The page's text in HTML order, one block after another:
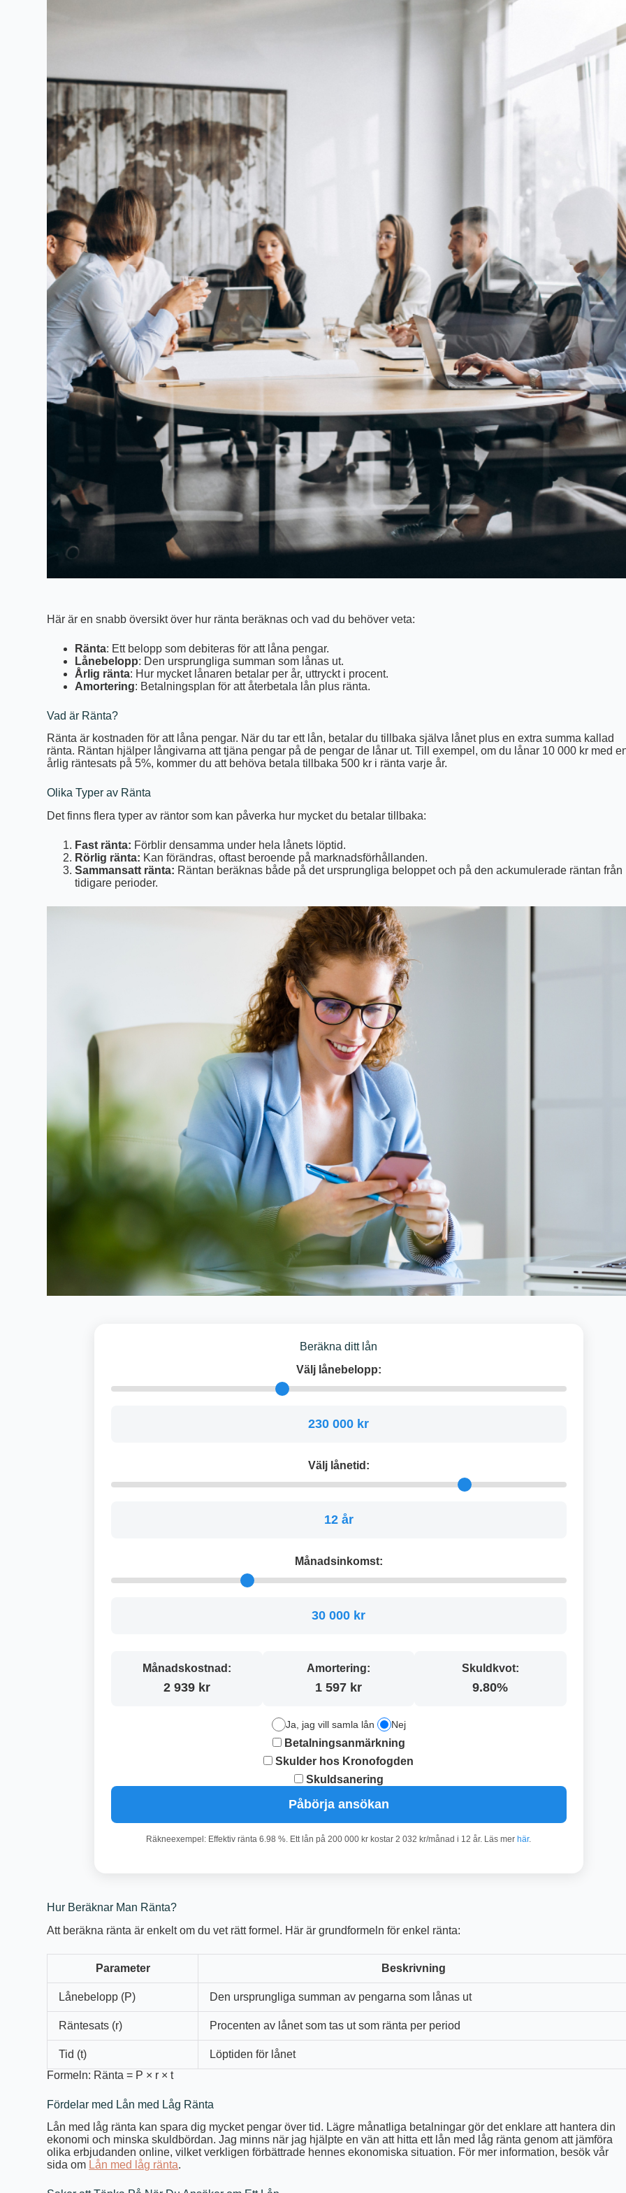
Här är en snabb översikt över hur ränta beräknas och vad du behöver veta:
Ränta: Ett belopp som debiteras för att låna pengar.
Lånebelopp: Den ursprungliga summan som lånas ut.
Årlig ränta: Hur mycket lånaren betalar per år, uttryckt i procent.
Amortering: Betalningsplan för att återbetala lån plus ränta.
Vad är Ränta?
Ränta är kostnaden för att låna pengar. När du tar ett lån, betalar du tillbaka själva lånet plus en extra summa kallad
ränta. Räntan hjälper långivarna att tjäna pengar på de pengar de lånar ut. Till exempel, om du lånar 10 000 kr med
årlig räntesats på 5%, kommer du att behöva betala tillbaka 500 kr i ränta varje år.
Olika Typer av Ränta
Det finns flera typer av räntor som kan påverka hur mycket du betalar tillbaka:
Fast ränta: Förblir densamma under hela lånets löptid.
Rörlig ränta: Kan förändras, oftast beroende på marknadsförhållanden.
Sammansatt ränta: Räntan beräknas både på det ursprungliga beloppet och på den ackumulerade räntan från
tidigare perioder.
Beräkna ditt lån
Välj lånebelopp:
230 000 kr
Välj lånetid:
12 år
Månadsinkomst:
30 000 kr
Månadskostnad:
2 939 kr
Amortering:
1 597 kr
Skuldkvot:
9.80%
Ja, jag vill samla lån Nej
Betalningsanmärkning
Skulder hos Kronofogden
Skuldsanering
Påbörja ansökan
Räkneexempel: Effektiv ränta 6.98 %. Ett lån på 200 000 kr kostar 2 032 kr/månad i 12 år. Läs merhär.
Hur Beräknar Man Ränta?
Att beräkna ränta är enkelt om du vet rätt formel. Här är grundformeln för enkel ränta:
Parameter Beskrivning
Lånebelopp (P) Den ursprungliga summan av pengarna som lånas ut
Räntesats (r) Procenten av lånet som tas ut som ränta per period
Tid (t)
Löptiden för lånet
Formeln: Ränta = P × r × t
Fördelar med Lån med Låg Ränta
Lån med låg ränta kan spara dig mycket pengar över tid. Lägre månatliga betalningar gör det enklare att hantera din
ekonomi och minska skuldbördan. Jag minns när jag hjälpte en vän att hitta ett lån med låg ränta genom att jämföra
olika erbjudanden online, vilket verkligen förbättrade hennes ekonomiska situation. För mer information, besök vår
sida om Lån med låg ränta.